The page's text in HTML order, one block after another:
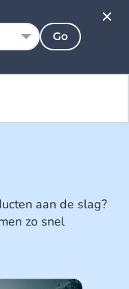
aan de slag?
zo snel
Go